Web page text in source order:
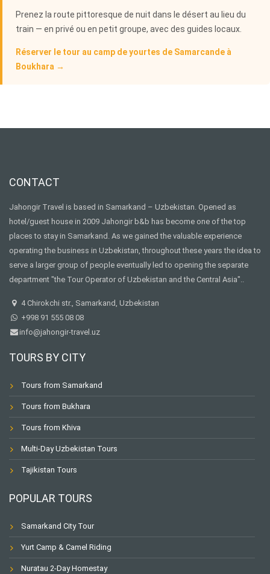
Prenez la route pittoresque de nuit dans le désert au lieu du
train — en privé ou en petit groupe, avec des guides locaux.
Réserver le tour au camp de yourtes de Samarcande à
Boukhara →
CONTACT
Jahongir Travel is based in Samarkand – Uzbekistan. Opened as
hotel/guest house in 2009 Jahongir b&b has become one of the top
places to stay in Samarkand. As we gained the valuable experience
operating the business in Uzbekistan, throughout these years the idea to
serve a larger group of people eventually led to opening the separate
department "the Tour Operator of Uzbekistan and the Central Asia"..
4 Chirokchi str., Samarkand, Uzbekistan
+998 91 555 08 08
info@jahongir-travel.uz
TOURS BY CITY
Tours from Samarkand
Tours from Bukhara
Tours from Khiva
Multi-Day Uzbekistan Tours
Tajikistan Tours
POPULAR TOURS
Samarkand City Tour
Yurt Camp & Camel Riding
Nuratau 2-Day Homestay